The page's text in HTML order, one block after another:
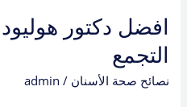
افضل دكتور
التجمع
نصائح صحة الأسنان /
admin